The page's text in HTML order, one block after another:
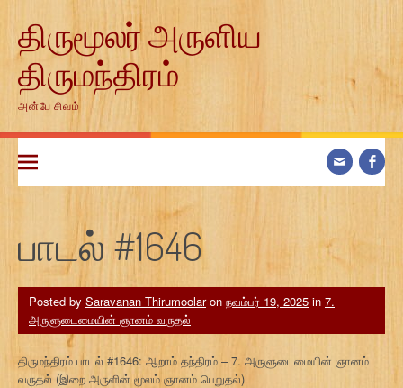
contentதிருமூலர் அருளிய
திருமந்திரம்
அன்பே சிவம்
பாடல் #1646
Posted by Saravanan Thirumoolaron நவம்பர் 19, 2025 in 7.
அருளுடைமையின் ஞானம் வருதல்
திருமந்திரம் பாடல் #1646: ஆறாம் தந்திரம் – 7. அருளுடைமையின் ஞானம்
வருதல் (இறை அருளின் மூலம் ஞானம் பெறுதல்)